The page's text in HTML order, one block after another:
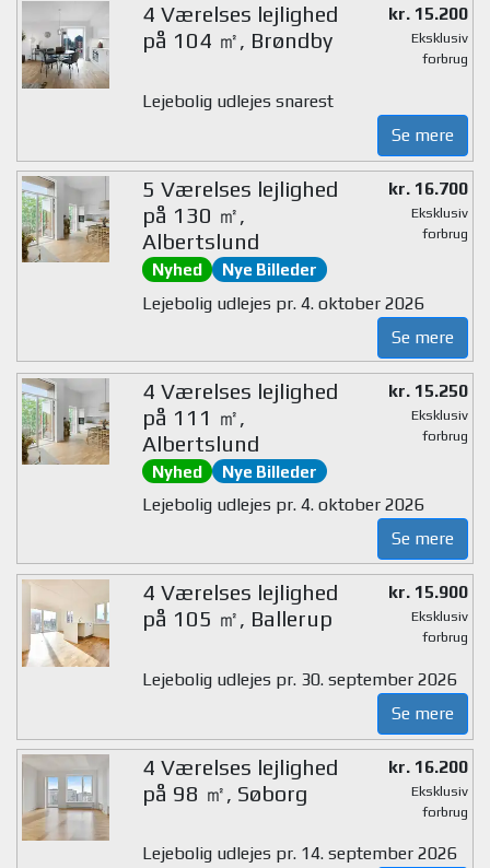
4 Værelses lejlighed
på 104 ㎡, Brøndby
kr. 15.200
Eksklusiv
forbrug
Lejebolig udlejes snarest
Se mere
5 Værelses lejlighed
på 130 ㎡,
Albertslund
Nyhed Nye Billeder
kr. 16.700
Eksklusiv
forbrug
Lejebolig udlejes pr. 4. oktober 2026
Se mere
4 Værelses lejlighed
på 111 ㎡,
Albertslund
Nyhed Nye Billeder
kr. 15.250
Eksklusiv
forbrug
Lejebolig udlejes pr. 4. oktober 2026
Se mere
4 Værelses lejlighed
på 105 ㎡, Ballerup
kr. 15.900
Eksklusiv
forbrug
Lejebolig udlejes pr. 30. september 2026
Se mere
4 Værelses lejlighed
på 98 ㎡, Søborg
kr. 16.200
Eksklusiv
forbrug
Lejebolig udlejes pr. 14. september 2026